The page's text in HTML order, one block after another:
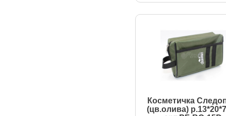
Косметичка
(цв.олива)